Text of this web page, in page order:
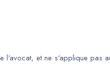
l'avocat, et ne s'applique pas